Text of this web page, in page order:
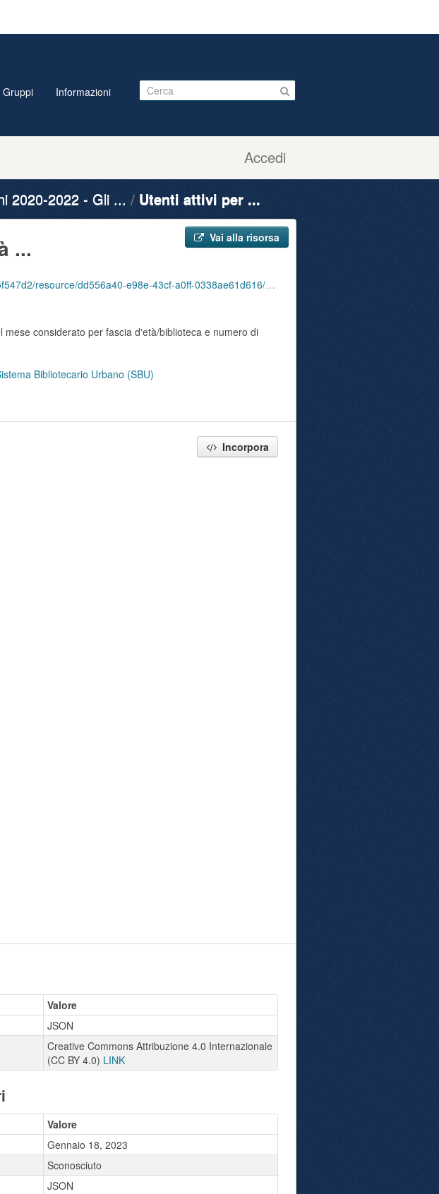
Accedi
Gruppi Informazioni
2020-2022 - Gli ... Utenti attivi per ...
Vai alla risorsa
...
a0ff-0338ae61d616/download/ute_attivi_fet_65_74_bib_sbu_01_202009.json
considerato per fascia d'età/biblioteca e numero di
Bibliotecario Urbano (SBU)
Incorpora
Valore
JSON
Creative Commons Attribuzione 4.0 Internazionale
(CC BY 4.0) LINK
Valore
Gennaio 18, 2023
Sconosciuto
JSON